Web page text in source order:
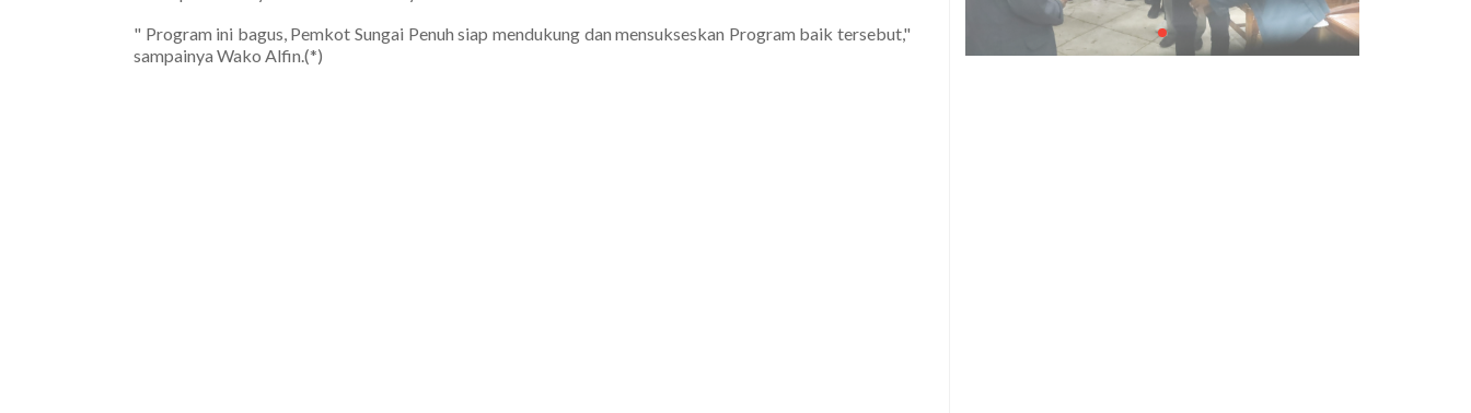
" Program ini bagus, Pemkot Sungai Penuh siap mendukung dan mensukseskan Program baik tersebut,"
sampainya Wako Alfin.(*)
dan Berdaya Saing